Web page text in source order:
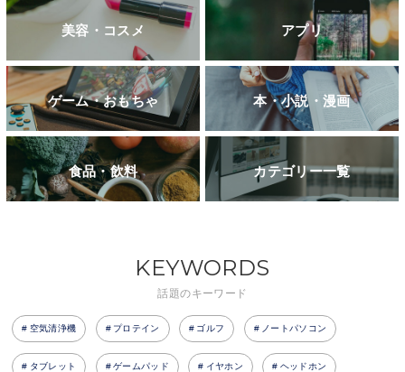
美容・コスメ アプリ
ゲーム・おもちゃ 本・小説・漫画
食品・飲料 カテゴリー一覧
KEYWORDS
話題のキーワード
空気清浄機 プロテイン ゴルフ ノートパソコン
タブレット ゲームパッド イヤホン ヘッドホン